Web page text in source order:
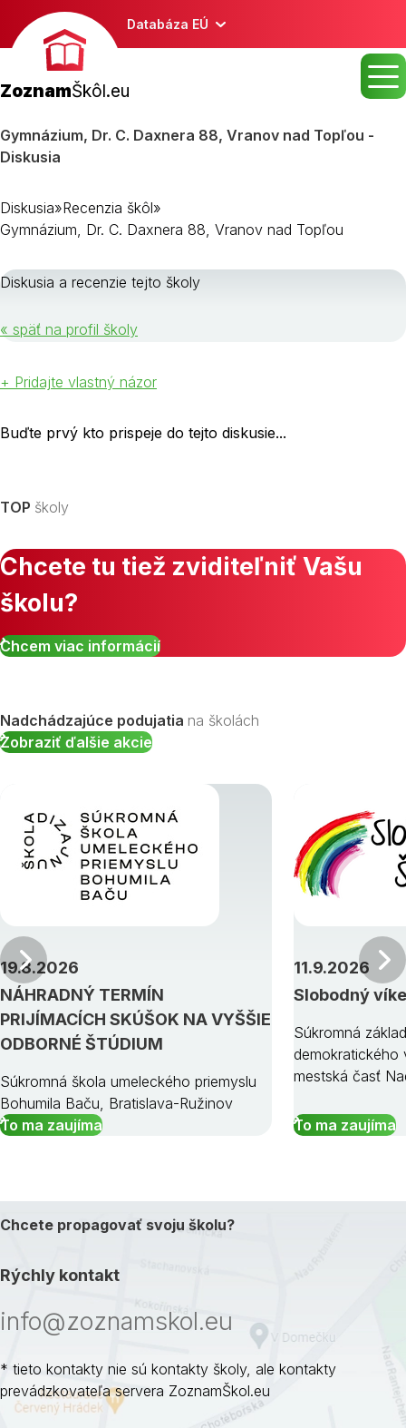
Databáza EÚ
ZoznamŠkôl.eu
Gymnázium, Dr. C. Daxnera 88, Vranov nad Topľou -
Diskusia
Diskusia»Recenzia škôl»
Gymnázium, Dr. C. Daxnera 88, Vranov nad Topľou
Diskusia a recenzie tejto školy
« späť na profil školy
+ Pridajte vlastný názor
Buďte prvý kto prispeje do tejto diskusie...
TOP školy
Chcete tu tiež zviditeľniť Vašu
školu?
Chcem viac informácií
Nadchádzajúce podujatia na školách
Zobraziť ďalšie akcie
NÁHRADNÝ TERMÍN
PRIJÍMACÍCH SKÚŠOK NA VYŠŠIE
ODBORNÉ ŠTÚDIUM
19.8.2026
Súkromná škola umeleckého priemyslu
Bohumila Baču, Bratislava-Ružinov
To ma zaujíma
Slobodný
11.9.2026
Súkromná
demokratického
mestská časť
To ma zaujíma
Predchádzajúci
Chcete propagovať svoju školu?
Rýchly kontakt
info@zoznamskol.eu
* tieto kontakty nie sú kontakty školy, ale kontakty
prevádzkovateľa servera ZoznamŠkol.eu